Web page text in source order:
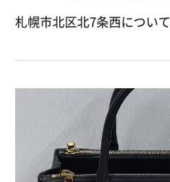
札幌市北区北7条西について